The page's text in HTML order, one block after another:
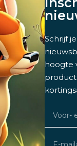
Schrijf
hoogte